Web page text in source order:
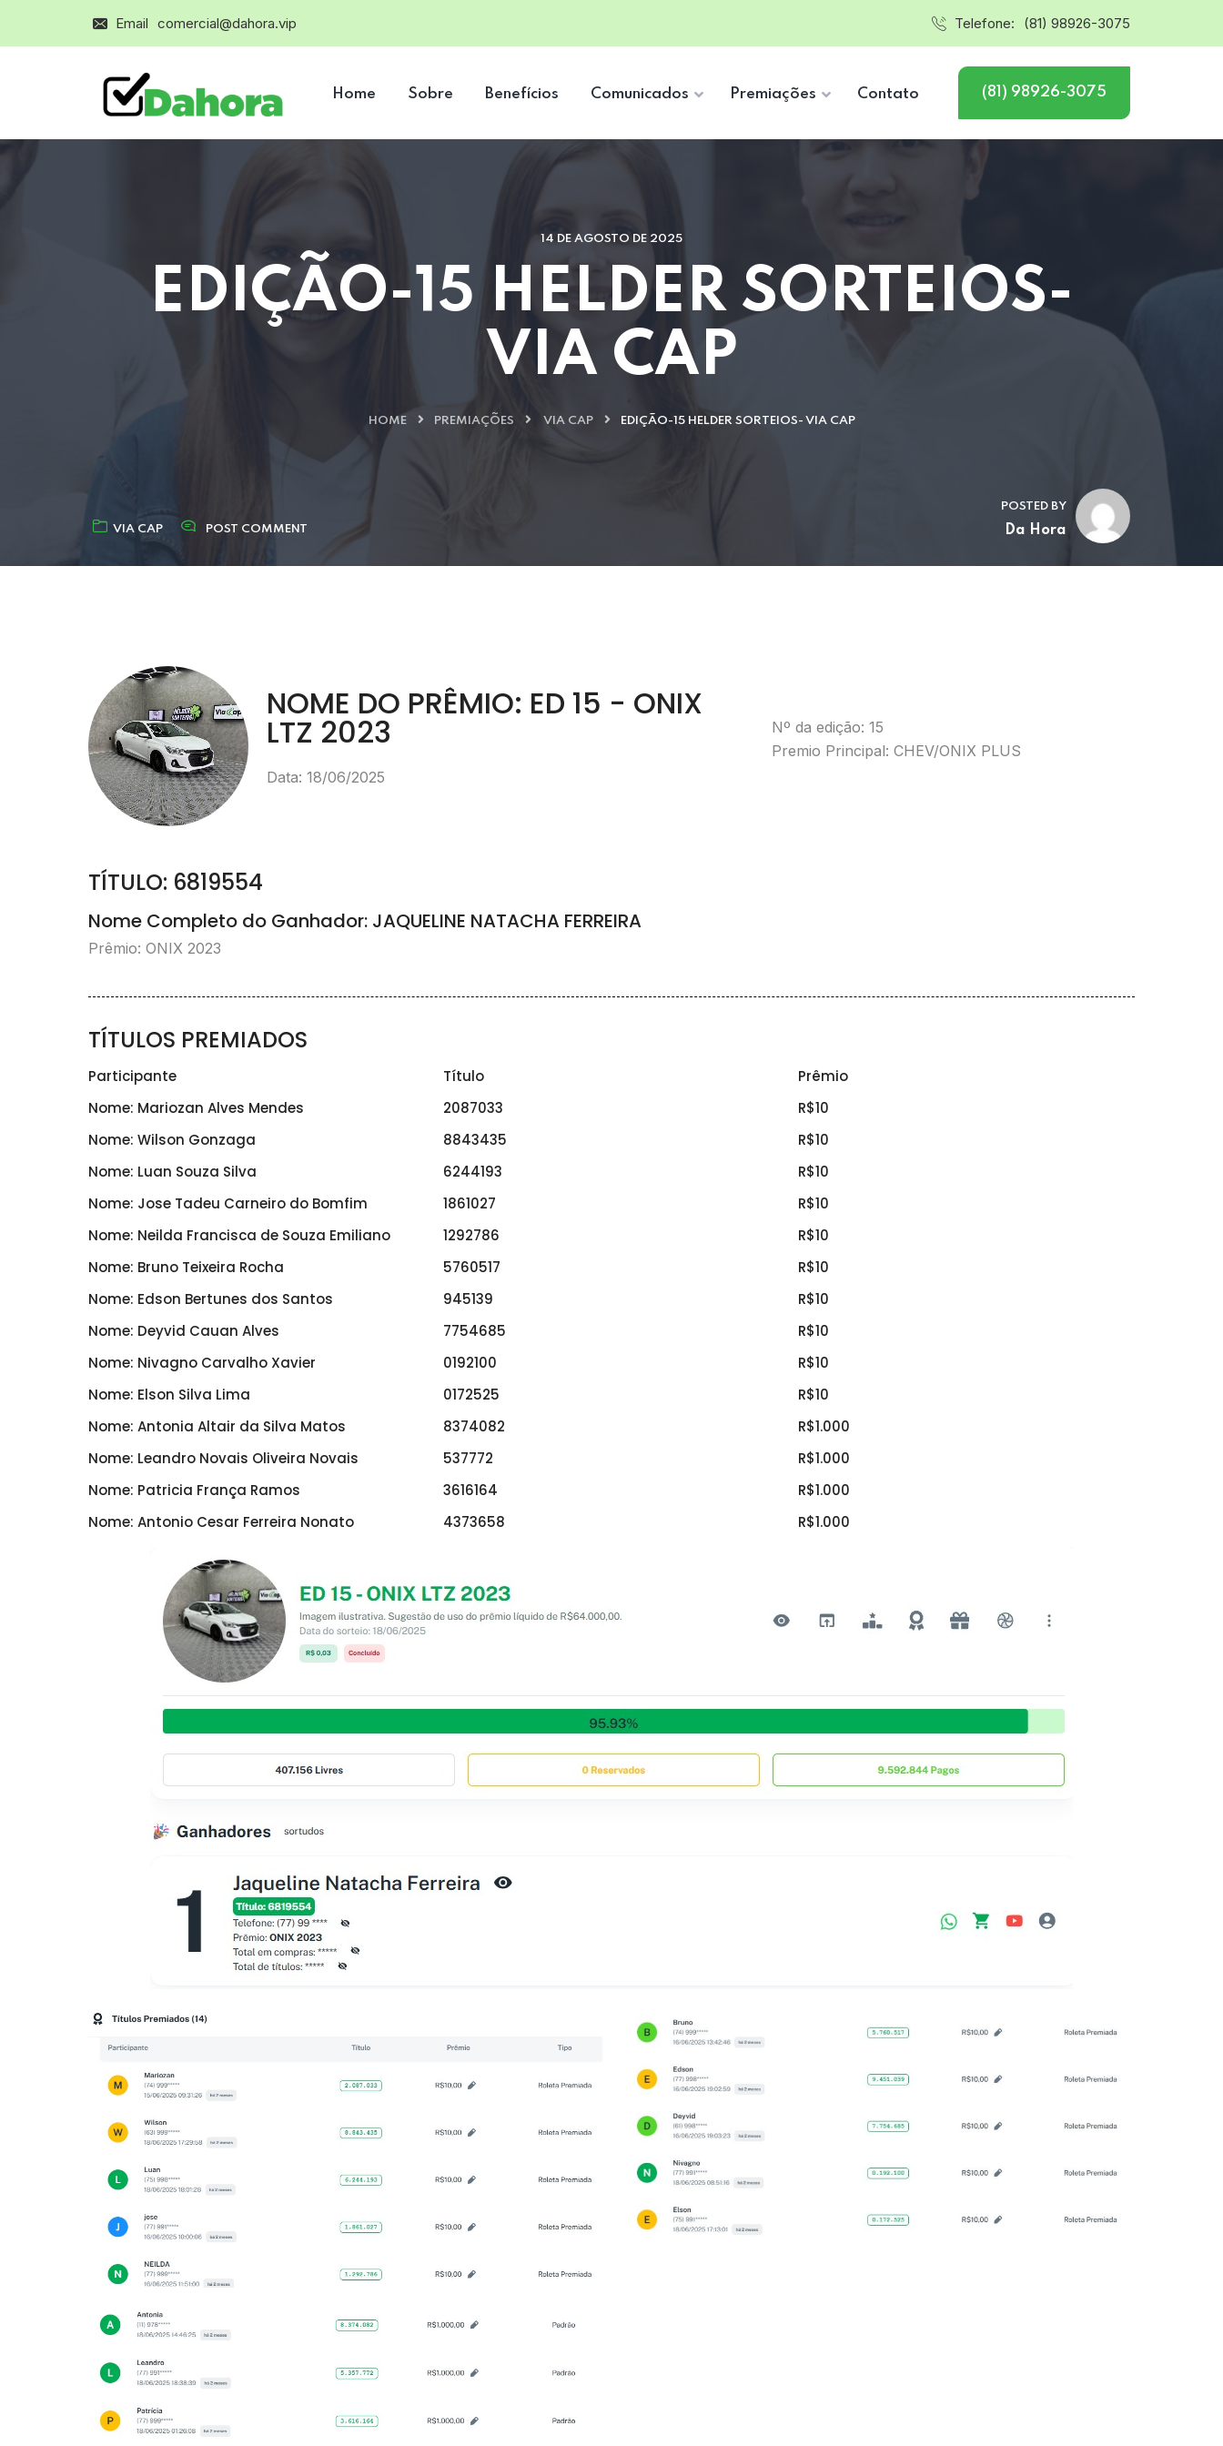
Email comercial@dahora.vip Telefone: (81) 98926-3075
Home Sobre Benefícios Comunicados Premiações Contato (81) 98926-3075
14 DE AGOSTO DE 2025
EDIÇÃO-15 HELDER SORTEIOS-
VIA CAP
HOME PREMIAÇÕES VIA CAP EDIÇÃO-15 HELDER SORTEIOS- VIA CAP
VIA CAP POST COMMENT
POSTED BY
Da Hora
NOME DO PRÊMIO: ED 15 - ONIX
LTZ 2023
Data: 18/06/2025
Nº da edição: 15
Premio Principal: CHEV/ONIX PLUS
TÍTULO: 6819554
Nome Completo do Ganhador: JAQUELINE NATACHA FERREIRA
Prêmio: ONIX 2023
TÍTULOS PREMIADOS
Participante Título
Prêmio
Nome: Mariozan Alves Mendes
2087033
R$10
Nome: Wilson Gonzaga
8843435
R$10
Nome: Luan Souza Silva
6244193
R$10
Nome: Jose Tadeu Carneiro do Bomfim
1861027
R$10
Nome: Neilda Francisca de Souza Emiliano
1292786
R$10
Nome: Bruno Teixeira Rocha
5760517
R$10
Nome: Edson Bertunes dos Santos
945139
R$10
Nome: Deyvid Cauan Alves
7754685
R$10
Nome: Nivagno Carvalho Xavier
0192100
R$10
Nome: Elson Silva Lima
0172525
R$10
Nome: Antonia Altair da Silva Matos
8374082
R$1.000
Nome: Leandro Novais Oliveira Novais
537772
R$1.000
Nome: Patricia França Ramos
3616164
R$1.000
Nome: Antonio Cesar Ferreira Nonato
4373658 R$1.000